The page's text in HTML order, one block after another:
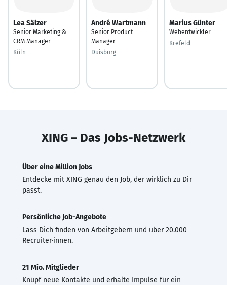
Lea Sälzer
Senior Marketing &
CRM Manager
Köln
André Wartmann
Senior Product
Manager
Duisburg
Marius Günter
Webentwickler
Krefeld
XING – Das Jobs-Netzwerk
Über eine Million Jobs
Entdecke mit XING genau den Job, der wirklich zu Dir
passt.
Persönliche Job-Angebote
Lass Dich finden von Arbeitgebern und über 20.000
Recruiter·innen.
21 Mio. Mitglieder
Knüpf neue Kontakte und erhalte Impulse für ein